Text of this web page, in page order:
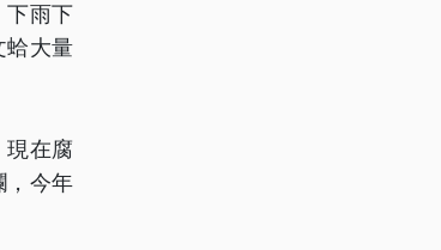
下雨下
蛤大量
現在腐
，今年